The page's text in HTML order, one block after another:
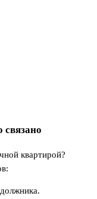
связано
квартирой?